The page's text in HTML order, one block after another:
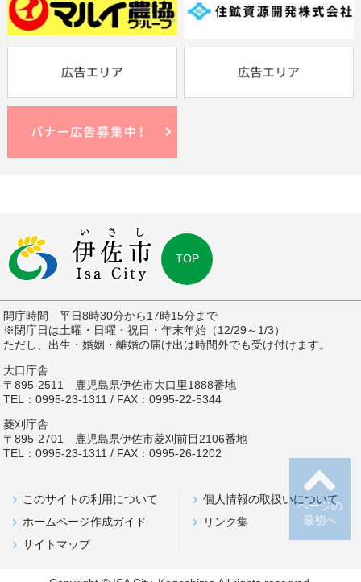
ページの
最初へ
TOP
開庁時間 平日8時30分から17時15分まで
※閉庁日は土曜・日曜・祝日・年末年始（12/29～1/3）
ただし、出生・婚姻・離婚の届け出は時間外でも受け付けます。
大口庁舎
〒895-2511 鹿児島県伊佐市大口里1888番地
TEL：0995-23-1311 / FAX：0995-22-5344
菱刈庁舎
〒895-2701 鹿児島県伊佐市菱刈前目2106番地
TEL：0995-23-1311 / FAX：0995-26-1202
このサイトの利用について
個人情報の取扱いについて
ホームページ作成ガイド
リンク集
サイトマップ